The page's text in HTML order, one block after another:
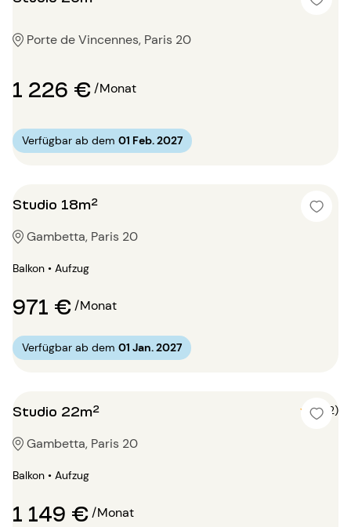
Porte de Vincennes, Paris 20
1 226 €/Monat
Verfügbar ab dem 01 Feb. 2027
Studio 18m²
Gambetta, Paris 20
Balkon • Aufzug
971 €/Monat
Verfügbar ab dem 01 Jan. 2027
Studio 22m² 5 (2)
Gambetta, Paris 20
Balkon • Aufzug
1 149 €/Monat